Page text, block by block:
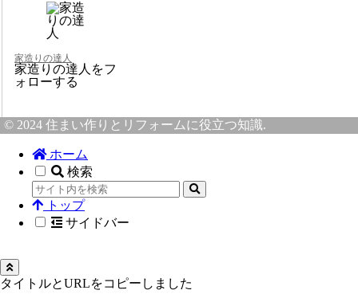
家造りの達人
家造りの達人をフ
ォローする
© 2024 住まい作りとリフォームに役立つ知識.
ホーム
検索
トップ
サイドバー
タイトルとURLをコピーしました